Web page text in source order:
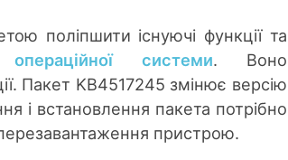
поліпшити існуючі функції та
операційної системи. Воно
Пакет KB4517245 змінює версію
і встановлення пакета потрібно
пристрою.